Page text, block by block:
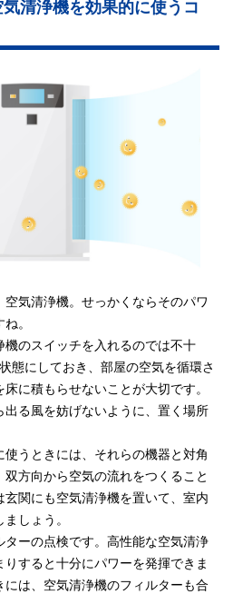
清浄機を効果的に使うコ
気清浄機。せっかくならそのパワ
。
のスイッチを入れるのでは不十
態にしておき、部屋の空気を循環さ
に積もらせないことが大切です。
る風を妨げないように、置く場所
うときには、それらの機器と対角
方向から空気の流れをつくること
関にも空気清浄機を置いて、室内
しょう。
ーの点検です。高性能な空気清浄
すると十分にパワーを発揮できま
は、空気清浄機のフィルターも合